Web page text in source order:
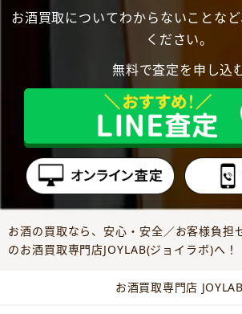
お酒買取についてわからないことな
ください。
無料で査定を申し込
お酒の買取なら、安心・安全／お客様負担
のお酒買取専門店JOYLAB(ジョイラボ)へ！
お酒買取専門店 JOYLAB